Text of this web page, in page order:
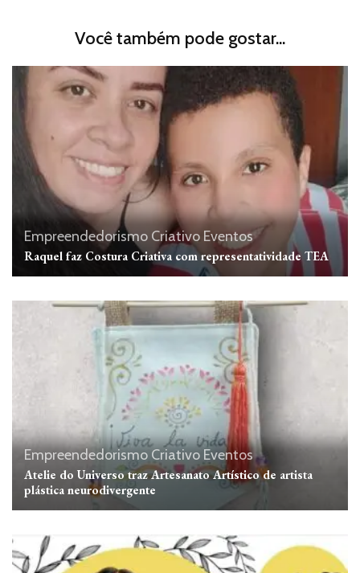
Você também pode gostar...
Empreendedorismo Criativo Eventos
Raquel faz Costura Criativa com representatividade TEA
Empreendedorismo Criativo Eventos
Atelie do Universo traz Artesanato Artístico de artista
plástica neurodivergente